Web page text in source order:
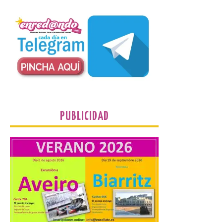
público y evitar el
vehículo privado para el
eclipse
8 Ago 2026
El TUS cuenta con líneas
Corbanera o Ciriego y
reforzará la movilidad con un servicio
a Ciriego. El Ayuntamiento de […]
Turismo de Extremadura
impulsa nuevas
iniciativas relacionadas
con el trío de eclipses para
afianzar a Extremadura
PUBLICIDAD